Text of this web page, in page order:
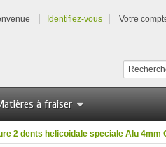
Identifiez-vous Votre
à fraiser
2 dents helicoidale speciale Alu 4mm